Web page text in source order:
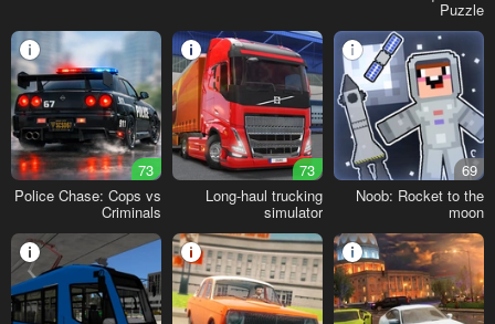
Puzzle
69
Noob: Rocket to the
moon
73
Long-haul trucking
simulator
73
Police Chase: Cops vs
Criminals